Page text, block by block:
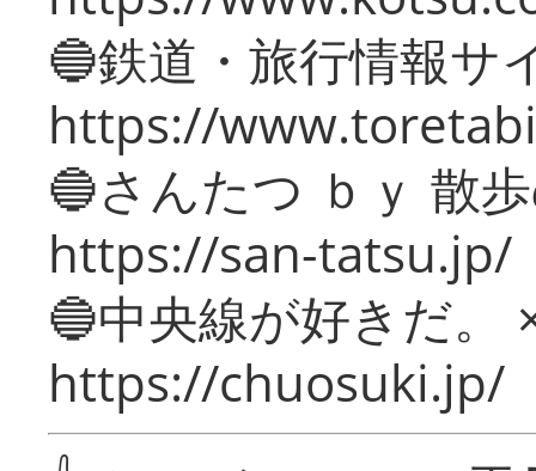
🔵鉄道・旅行情報サ
https://
🔵さんたつ ｂｙ 散
https://san-tatsu.jp/
🔵中央線が好きだ。
https://chuosuki.jp/